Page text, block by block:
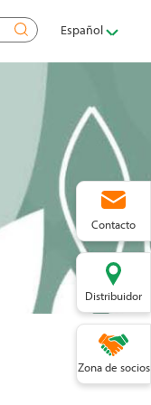
Contacto
Distribuidor
Zona de socios
Español